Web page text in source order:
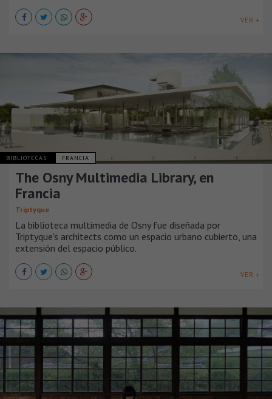
VER +
BIBLIOTECAS FRANCIA
The Osny Multimedia Library, en
Francia
Triptyque
La biblioteca multimedia de Osny fue diseñada por
Triptyque's architects como un espacio urbano cubierto, una
extensión del espacio público.
VER +